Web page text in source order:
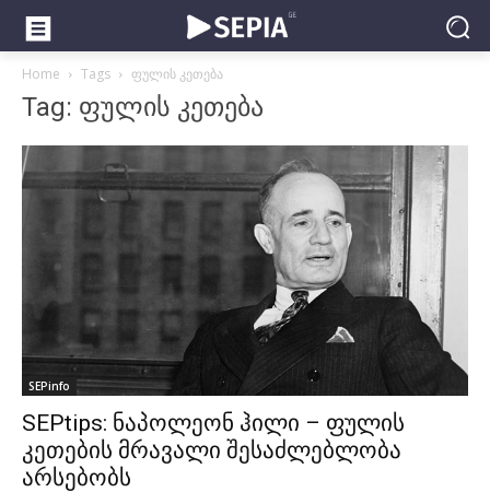
Home Tags ფულის კეთება
Tag: ფულის კეთება
SEPinfo
SEPtips: ნაპოლეონ ჰილი – ფულის
კეთების მრავალი შესაძლებლობა
არსებობს